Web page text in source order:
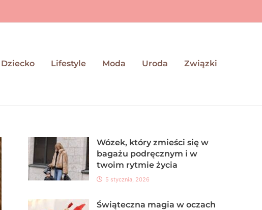
Dziecko Lifestyle Moda Uroda Związki
Wózek, który zmieści się w
bagażu podręcznym i w
twoim rytmie życia
5 stycznia, 2026
Świąteczna magia w oczach